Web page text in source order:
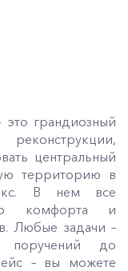
грандиозный
центральный
территорию в
В нем все
комфорта и
Любые задачи –
поручений до
– вы можете